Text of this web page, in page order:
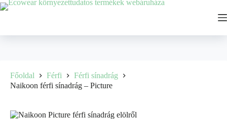
Főoldal Férfi
Férfi sínadrág
Naikoon férfi sínadrág – Picture